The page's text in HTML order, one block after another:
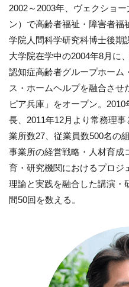
2002～2003年、ヴェクショ
ン）で高齢者福祉・障害者福
学院人間科学研究科博士後期
大学院在学中の2004年8月に
認知症高齢者グループホーム
ス・ホームヘルプを融合させ
ピア兵庫」をオープン。
長、2011年12月より常務理
業所数27、従業員数500名の
事業所の経営戦略・人材育成
育・研究機関におけるプロジ
理論と実践を融合した講演・
間50回を数える。